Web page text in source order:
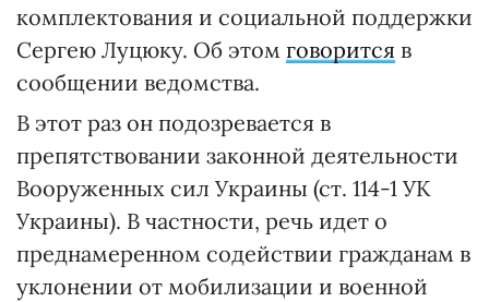
комплектования и социальной поддержки
Сергею Луцюку. Об этом говорится в
сообщении ведомства.
В этот раз он подозревается в
препятствовании законной деятельности
Вооруженных сил Украины (ст. 114-1 УК
Украины). В частности, речь идет о
преднамеренном содействии гражданам в
уклонении от мобилизации и военной